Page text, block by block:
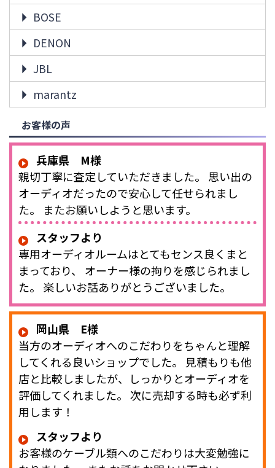
BOSE
DENON
JBL
marantz
お客様の声
兵庫県 M様
親切丁寧に査定していただきました。 思い出の
オーディオだったので安心して任せられまし
た。 またお願いしようと思います。
スタッフより
専用オーディオルームはとてもセンス良くまと
まっており、 オーナー様の拘りを感じられまし
た。 楽しいお話ありがとうございました。
岡山県 E様
当方のオーディオへのこだわりをちゃんと理解
してくれる良いショップでした。 見積もりも他
店と比較しましたが、しっかりとオーディオを
評価してくれました。 次に売却する時も必ず利
用します！
スタッフより
お客様のケーブル類へのこだわりは大変勉強に